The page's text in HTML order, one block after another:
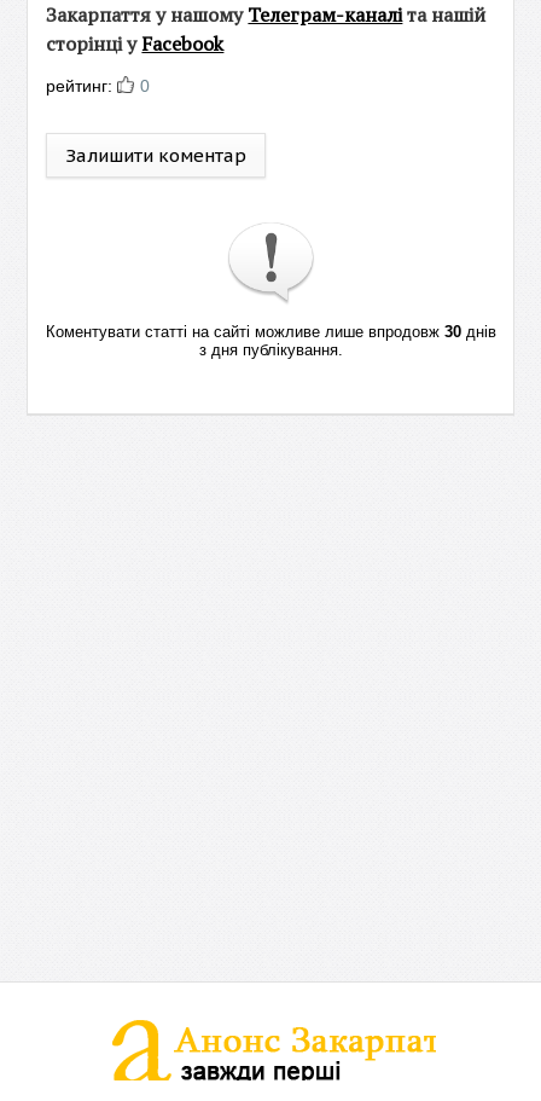
Закарпаття у нашомуТелеграм-каналіта нашій
сторінці уFacebook
рейтинг: 0
Залишити коментар
Коментувати статті на сайті можливе лише впродовж 30днів
з дня публікування.